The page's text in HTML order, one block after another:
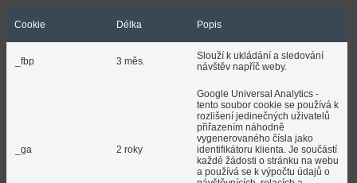
Cookie Délka Popis
_fbp 3 měs.
Slouží k ukládání a sledování
návštěv napříč weby.
_ga 2 roky
Google Universal Analytics -
tento soubor cookie se používá k
rozlišení jedinečných uživatelů
přiřazením náhodně
vygenerovaného čísla jako
identifikátoru klienta. Je součástí
každé žádosti o stránku na webu
a používá se k výpočtu údajů o